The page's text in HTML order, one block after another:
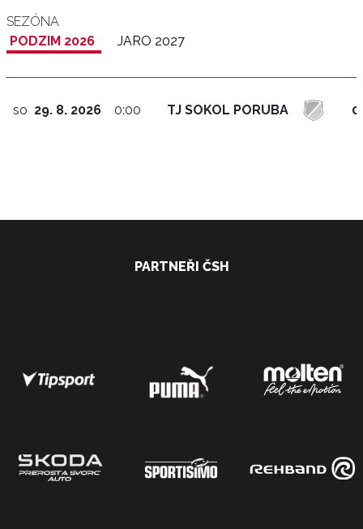
SEZÓNA
PODZIM 2026
JARO 2027
so 29. 8. 2026 0:00 TJ SOKOL PORUBA
PARTNEŘI ČSH